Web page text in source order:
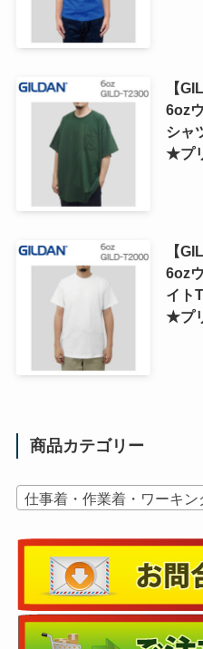
【
6oz
シャ
★プ
【
6oz
イト
★プ
商品カテゴリー
仕事着・作業着・ワーキ